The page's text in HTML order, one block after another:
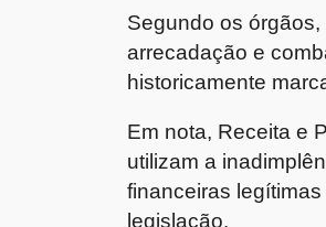
Segundo os
arrecadação e
historicamente
Em nota, Receita e
utilizam a
financeiras
legislação.